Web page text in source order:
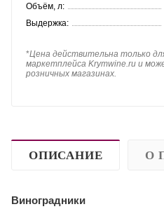
Объём, л:
Выдержка:
*Цена действительна только
маркетплейса Krymwine.ru и
розничных магазинах.
ОПИСАНИЕ О
Виноградники